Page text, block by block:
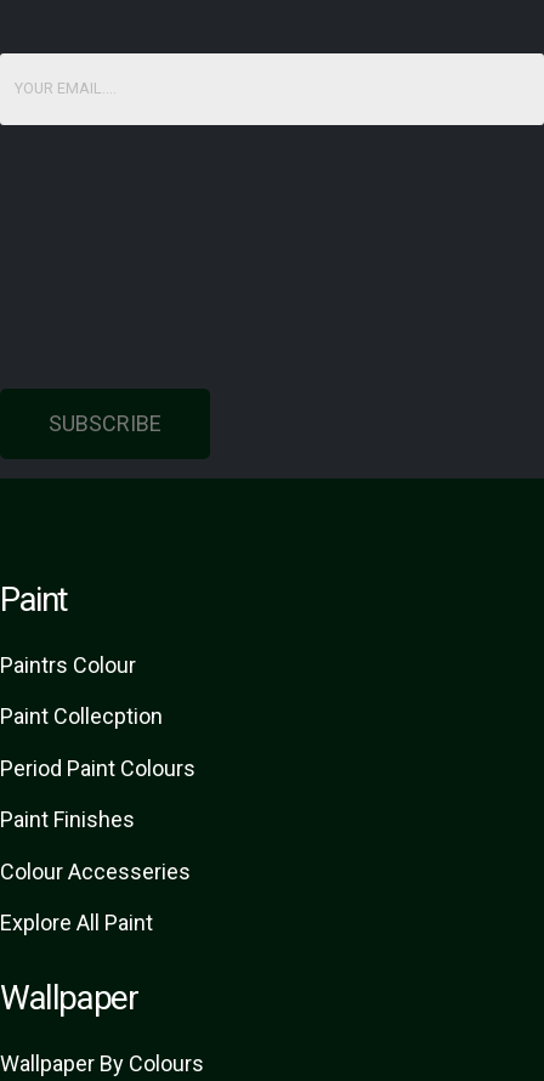
SUBSCRIBE
Paint
Paintrs Colour
Paint Collecption
Period Paint Colours
Paint Finishes
Colour Accesseries
Explore All Paint
Wallpaper
Wallpaper By Colours